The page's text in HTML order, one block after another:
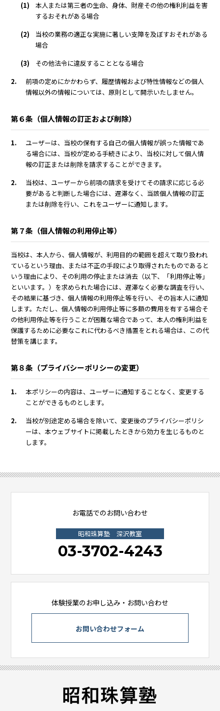
(1)
本人または第三者の生命、身体、財産その他の権利利益を害
するおそれがある場合
(2)
当校の業務の適正な実施に著しい支障を及ぼすおそれがある
場合
(3)
その他法令に違反することとなる場合
2.
前項の定めにかかわらず、履歴情報および特性情報などの個人
情報以外の情報については、原則として開示いたしません。
第６条（個人情報の訂正および削除）
1.
ユーザーは、当校の保有する自己の個人情報が誤った情報であ
る場合には、当校が定める手続きにより、当校に対して個人情
報の訂正または削除を請求することができます。
2.
当校は、ユーザーから前項の請求を受けてその請求に応じる必
要があると判断した場合には、遅滞なく、当該個人情報の訂正
または削除を行い、これをユーザーに通知します。
第７条（個人情報の利用停止等）
当校は、本人から、個人情報が、利用目的の範囲を超えて取り扱われ
ているという理由、または不正の手段により取得されたものであると
いう理由により、その利用の停止または消去（以下、「利用停止等」
といいます。）を求められた場合には、遅滞なく必要な調査を行い、
その結果に基づき、個人情報の利用停止等を行い、その旨本人に通知
します。ただし、個人情報の利用停止等に多額の費用を有する場合そ
の他利用停止等を行うことが困難な場合であって、本人の権利利益を
保護するために必要なこれに代わるべき措置をとれる場合は、この代
替策を講じます。
第８条（プライバシーポリシーの変更）
1.
本ポリシーの内容は、ユーザーに通知することなく、変更する
ことができるものとします。
2.
当校が別途定める場合を除いて、変更後のプライバシーポリシ
ーは、本ウェブサイトに掲載したときから効力を生じるものと
します。
お電話でのお問い合わせ
昭和珠算塾 深沢教室
03-3702-4243
体験授業のお申し込み・お問い合わせ
お問い合わせフォーム